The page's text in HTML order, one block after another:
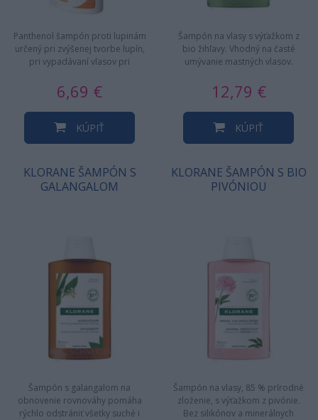
Panthenol šampón proti lupinám
určený pri zvýšenej tvorbe lupín,
pri vypadávaní vlasov pri
6,69 €
KÚPIŤ
Šampón na vlasy s výťažkom z
bio žihľavy. Vhodný na časté
umývanie mastných vlasov.
12,79 €
KÚPIŤ
KLORANE ŠAMPÓN S
GALANGALOM
Šampón s galangalom na
obnovenie rovnováhy pomáha
rýchlo odstrániť všetky suché i
KLORANE ŠAMPÓN S BIO
PIVÓNIOU
Šampón na vlasy, 85 % prírodné
zloženie, s výťažkom z pivónie.
Bez silikónov a minerálnych